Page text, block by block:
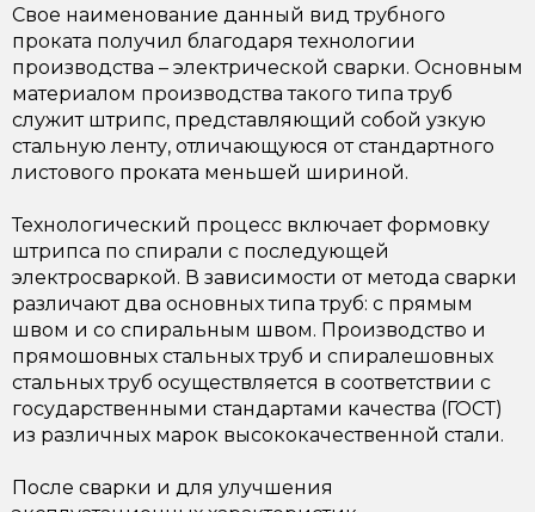
Свое наименование данный вид трубного
проката получил благодаря технологии
производства – электрической сварки. Основным
материалом производства такого типа труб
служит штрипс, представляющий собой узкую
стальную ленту, отличающуюся от стандартного
листового проката меньшей шириной.
Технологический процесс включает формовку
штрипса по спирали с последующей
электросваркой. В зависимости от метода сварки
различают два основных типа труб: с прямым
швом и со спиральным швом. Производство и
прямошовных стальных труб и спиралешовных
стальных труб осуществляется в соответствии с
государственными стандартами качества (ГОСТ)
из различных марок высококачественной стали.
После сварки и для улучшения